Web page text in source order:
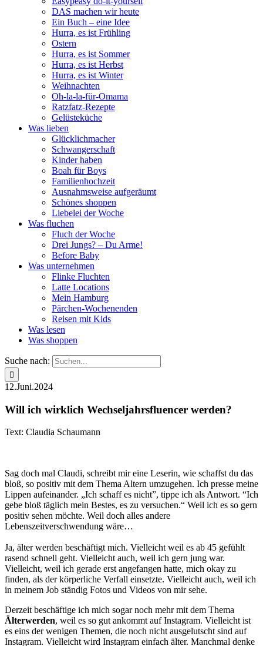
DAS machen wir heute
Ein Buch – eine Idee
Hurra, es ist Frühling
Ostern
Hurra, es ist Sommer
Hurra, es ist Herbst
Hurra, es ist Winter
Weihnachten
Oh-la-la-für-Omama
Ratzfatz-Rezepte
Gelüsteküche
Was lieben
Glücklichmacher
Schwangerschaft
Kinder haben
Boah für Boys
Familienhochzeit
Ausnahmsweise aufgeräumt
Schönes shoppen
Liebelei der Woche
Was fluchen
Fluch der Woche
Drei Jungs? – Du Arme!
Before Baby
Was unternehmen
Flinke Fluchten
Latte Locations
Mein Hamburg
Pärchen-Wochenenden
Reisen mit Kids
Was lesen
Was shoppen
Suche nach:
12.Juni.2024
Will ich wirklich Wechseljahrsfluencer werden?
Text: Claudia Schaumann
Sag doch mal Claudi, schreibt mir eine Leserin, wie schaffst du das
bloß, so positiv mit dem Thema Altern umzugehen. Ich presse meine
Lippen aufeinander. „Ich schaff es nicht”, tippe ich als Antwort. “Ich
gebe bloß täglich mein Bestes, es zu versuchen.“ Weil ich es so gern
positiv sehen möchte. Weil doch alles andere
Lebenszeitverschwendung wäre…
Ja, älter werden beschäftigt mich. Vielleicht weil es ab 45 gefühlt
rasend schnell geht. Vielleicht auch, weil ich gern jung war.
Vielleicht, weil ich gerade erst angefangen hatte, mich okay zu
finden, als der körperliche Verfall einsetzte. Vielleicht auch, weil ich
in meinem Job ständig Fotos und Videos von mir sehe.
Derzeit beschäftige ich mich sogar noch mehr mit dem Thema
Älterwerden, weil es so gut ankommt auf Instagram. Vielleicht ist
es eins der wenigen Themen, die noch nicht ausgelutscht sind auf
Instagram. Vielleicht wird Instagram einfach älter. Manchmal denke